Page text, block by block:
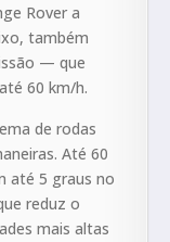
Rover a
também
— que
60 km/h.
de rodas
Até 60
até 5 graus no
reduz o
mais altas